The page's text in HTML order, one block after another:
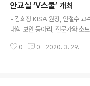
도 배포했습니다. 미스리 관련
3를 최신 엔진으로 업데이트
kr/site/dow..
안교실 ‘V스쿨’ 개최
- 김희정 KISA 원장, 안철수 교
대학 보안 동아리, 전문가와 소
26일 개최.. 1월 22일까지 참가
0 0 2020. 3. 29.